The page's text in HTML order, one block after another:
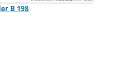
B 198